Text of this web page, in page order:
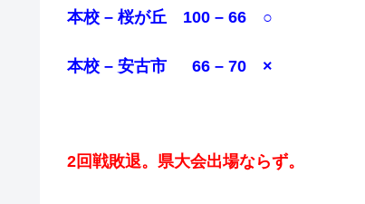
本校 – 桜が丘 100 – 66 ○
本校 – 安古市 66 – 70 ×
2回戦敗退。県大会出場ならず。